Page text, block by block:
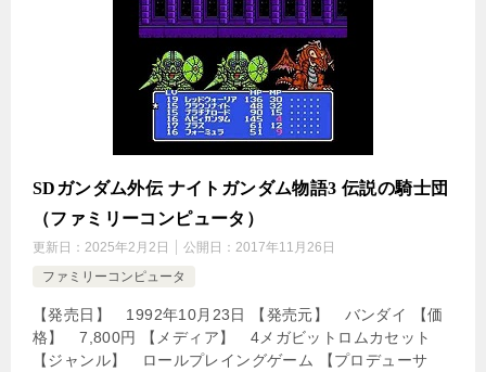
SDガンダム外伝 ナイトガンダム物語3 伝説の騎士団
（ファミリーコンピュータ）
更新日： 2025年2月2日 公開日： 2017年11月26日
ファミリーコンピュータ
【発売日】 1992年10月23日 【発売元】 バンダイ 【価
格】 7,800円 【メディア】 4メガビットロムカセット
【ジャンル】 ロールプレイングゲーム 【プロデューサ